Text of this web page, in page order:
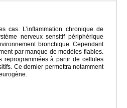
cas. L’inflammation chronique de
nerveux sensitif périphérique
bronchique. Cependant
par manque de modèles fiables.
reprogrammées à partir de cellules
Ce dernier permettra notamment